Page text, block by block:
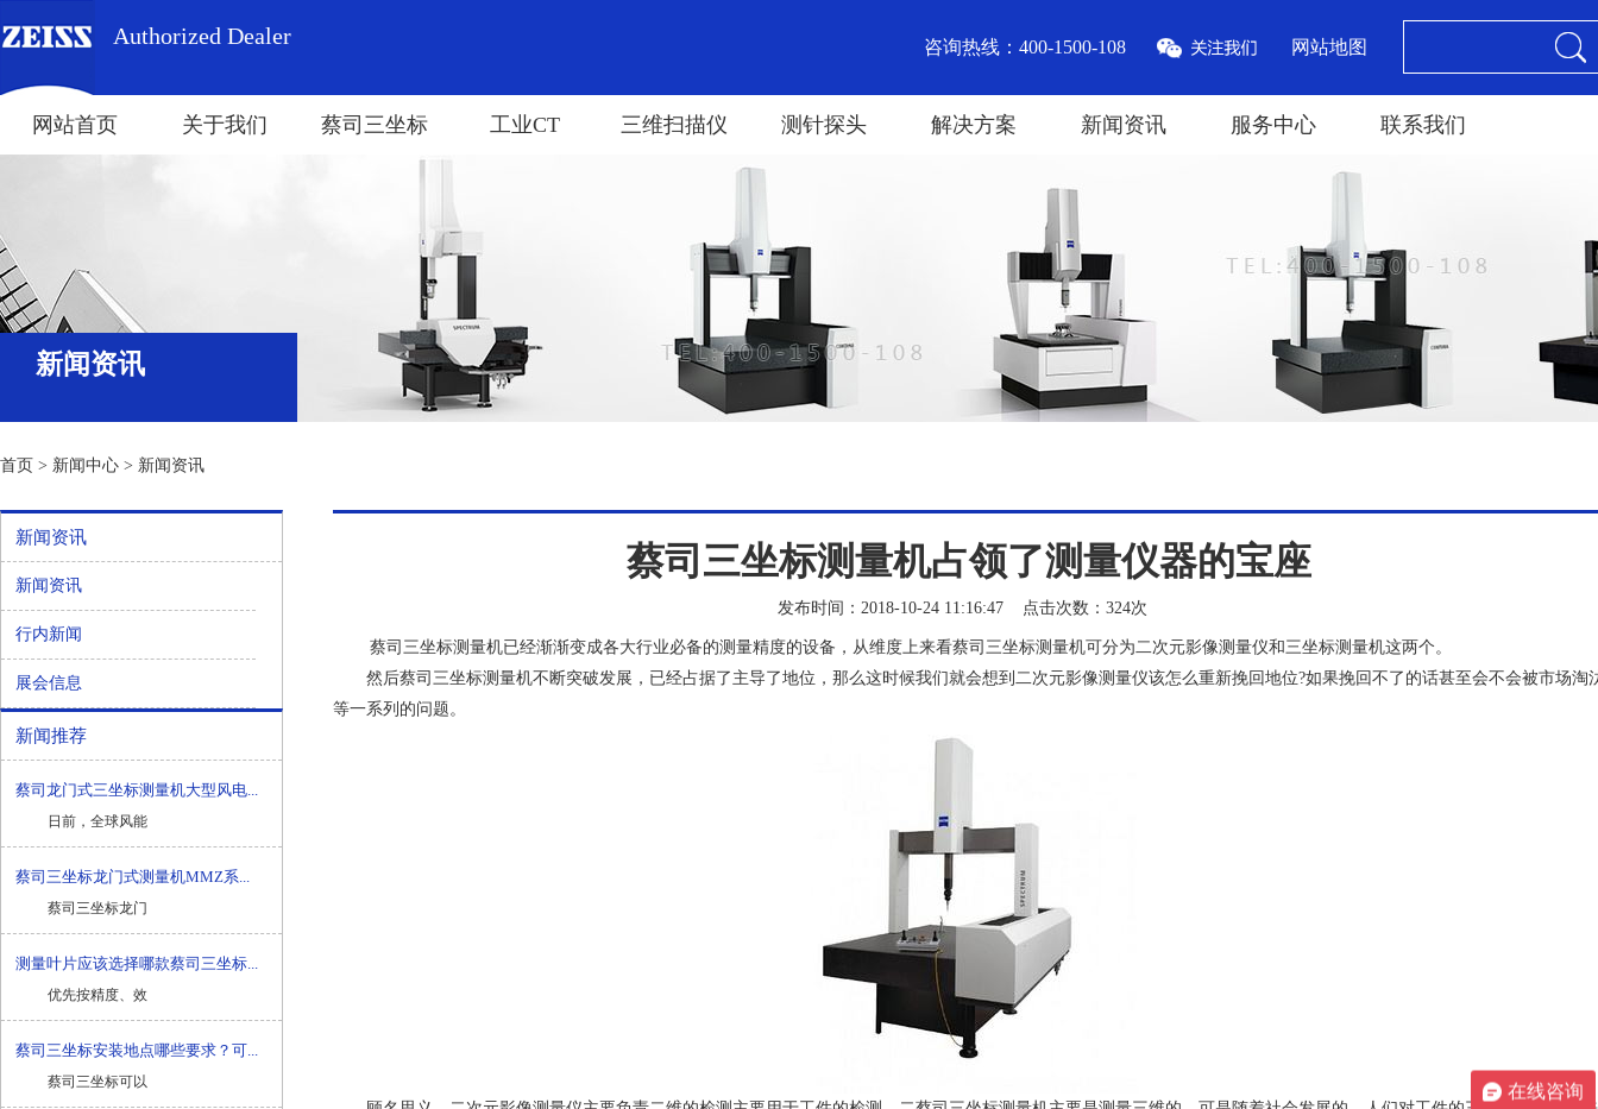
Authorized Dealer 网站地图
咨询热线：400-1500-108
网站首页 关于我们 蔡司三坐标 工业CT 三维扫描仪 测针探头 解决方案 新闻资讯 服务中心 联系我们
新闻资讯
首页 > 新闻中心 > 新闻资讯
新闻资讯
新闻资讯
行内新闻
展会信息
新闻推荐
蔡司龙门式三坐标测量机大型风电...
日前，全球风能
蔡司三坐标龙门式测量机MMZ系...
蔡司三坐标龙门
测量叶片应该选择哪款蔡司三坐标...
优先按精度、效
蔡司三坐标安装地点哪些要求？可...
蔡司三坐标可以
蔡司三坐标测量机占领了测量仪器的宝座
发布时间：2018-10-24 11:16:47 点击次数： 324次
蔡司三坐标测量机已经渐渐变成各大行业必备的测量精度的设备，从维度上来看蔡司三坐标测量机可分为二次元影像测量仪和三坐标测量机这两个。
然后蔡司三坐标测量机不断突破发展，已经占据了主导了地位，那么这时候我们就会想到二次元影像测量仪该怎么重新挽回地位?如果挽回不了的话甚至会不会被市场淘
等一系列的问题。
在线咨询